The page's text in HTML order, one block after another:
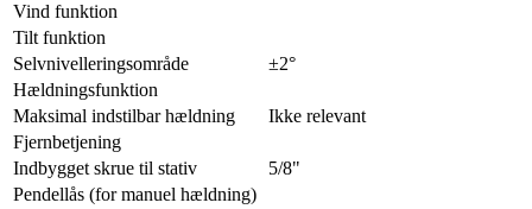
Vind funktion
Tilt funktion
Selvnivelleringsområde
±2°
Hældningsfunktion
Maksimal indstilbar hældning
Ikke relevant
Fjernbetjening
Indbygget skrue til stativ
5/8"
Pendellås (for manuel hældning)